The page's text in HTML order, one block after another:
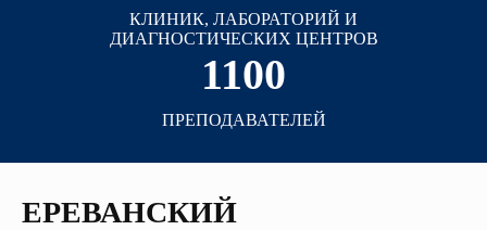
КЛИНИК, ЛАБОРАТОРИЙ И
ДИАГНОСТИЧЕСКИХ ЦЕНТРОВ
1100
ПРЕПОДАВАТЕЛЕЙ
ЕРЕВАНСКИЙ